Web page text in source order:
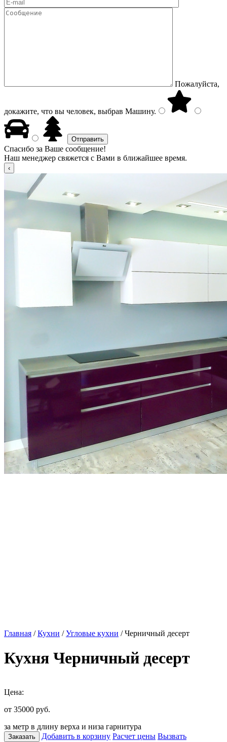
Пожалуйста,
докажите, что вы человек, выбрав Машину.
Спасибо за Ваше сообщение!
Наш менеджер свяжется с Вами в ближайшее время.
Главная /Кухни /Угловые кухни / Черничный десерт
Кухня Черничный десерт
Цена:
от 35000 руб.
за метр в длину верха и низа гарнитура
Заказать Добавить в корзину Расчет цены Вызвать